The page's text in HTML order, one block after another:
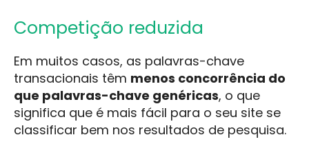
Competição reduzida
Em muitos casos, as palavras-chave
transacionais têm menos concorrência do
que palavras-chave genéricas, o que
significa que é mais fácil para o seu site se
classificar bem nos resultados de pesquisa.